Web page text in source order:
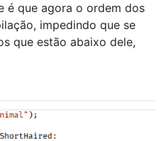
é que agora o ordem dos
impedindo que se
que estão abaixo dele,